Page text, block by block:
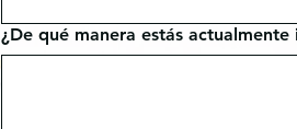
¿De qué manera estás